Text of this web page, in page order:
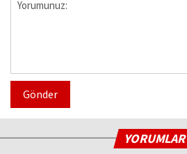
Gönder
YORUMLAR